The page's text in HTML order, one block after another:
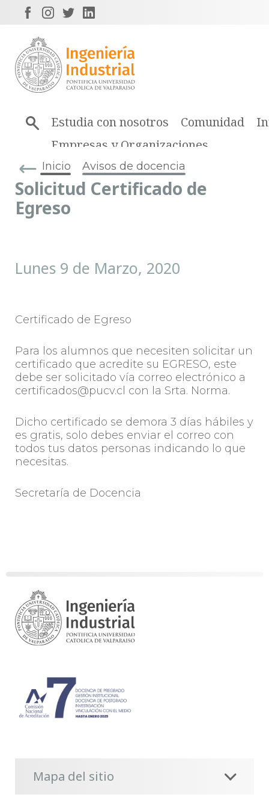
Estudia con nosotros Comunidad
Empresas y Organizaciones
Inicio Avisos de docencia
Solicitud Certificado de
Egreso
Lunes 9 de Marzo, 2020
Certificado de Egreso
Para los alumnos que necesiten solicitar un
certificado que acredite su EGRESO, este
debe ser solicitado vía correo electrónico a
certificados@pucv.cl con la Srta. Norma.
Dicho certificado se demora 3 días hábiles y
es gratis, solo debes enviar el correo con
todos tus datos personas indicando lo que
necesitas.
Secretaría de Docencia
Mapa del sitio